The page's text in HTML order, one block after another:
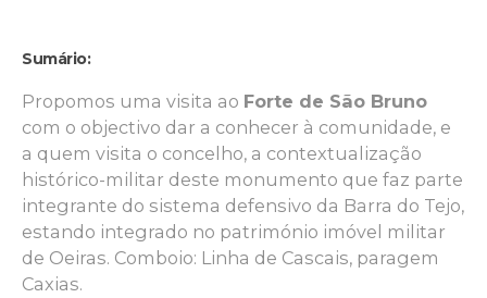
Sumário:
Propomos uma visita ao Forte de São Bruno
com o objectivo dar a conhecer à comunidade, e
a quem visita o concelho, a contextualização
histórico-militar deste monumento que faz parte
integrante do sistema defensivo da Barra do Tejo,
estando integrado no património imóvel militar
de Oeiras. Comboio: Linha de Cascais, paragem
Caxias.